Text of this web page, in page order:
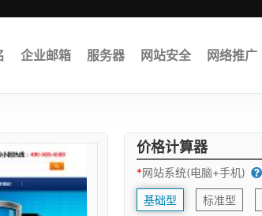
企业邮箱 服务器 网站安全 网络推广
价格计算器
*网站系统(电脑+手机)
基础型 标准型